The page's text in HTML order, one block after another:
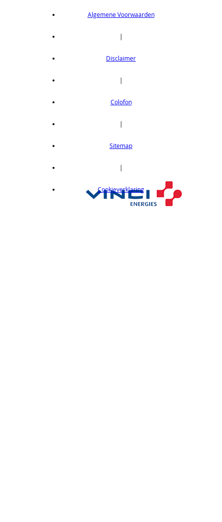
Algemene Voorwaarden
|
Disclaimer
|
Colofon
|
Sitemap
|
Cookieverklaring